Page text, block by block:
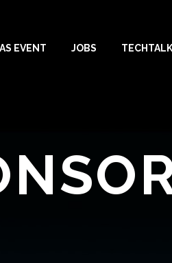
EVENT JOBS